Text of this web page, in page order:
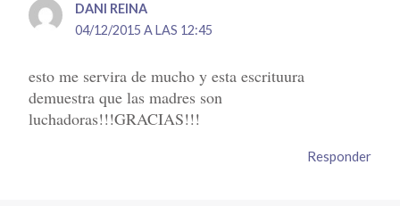
DANI REINA
04/12/2015 A LAS 12:45
esto me servira de mucho y esta escrituura
demuestra que las madres son
luchadoras!!!GRACIAS!!!
Responder